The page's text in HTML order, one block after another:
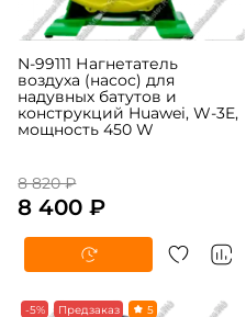
N-99111 Нагнетатель
воздуха (насос) для
надувных батутов и
конструкций Huawei, W-3E,
мощность 450 W
8 820 ₽
8 400 ₽
-5% Предзаказ 5